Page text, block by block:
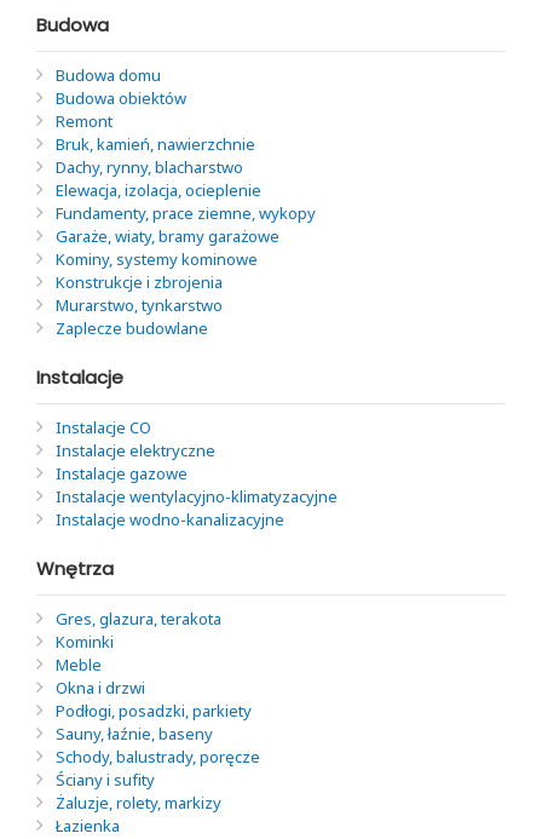
Budowa
Budowa domu
Budowa obiektów
Remont
Bruk, kamień, nawierzchnie
Dachy, rynny, blacharstwo
Elewacja, izolacja, ocieplenie
Fundamenty, prace ziemne, wykopy
Garaże, wiaty, bramy garażowe
Kominy, systemy kominowe
Konstrukcje i zbrojenia
Murarstwo, tynkarstwo
Zaplecze budowlane
Instalacje
Instalacje CO
Instalacje elektryczne
Instalacje gazowe
Instalacje wentylacyjno-klimatyzacyjne
Instalacje wodno-kanalizacyjne
Wnętrza
Gres, glazura, terakota
Kominki
Meble
Okna i drzwi
Podłogi, posadzki, parkiety
Sauny, łaźnie, baseny
Schody, balustrady, poręcze
Ściany i sufity
Żaluzje, rolety, markizy
Łazienka